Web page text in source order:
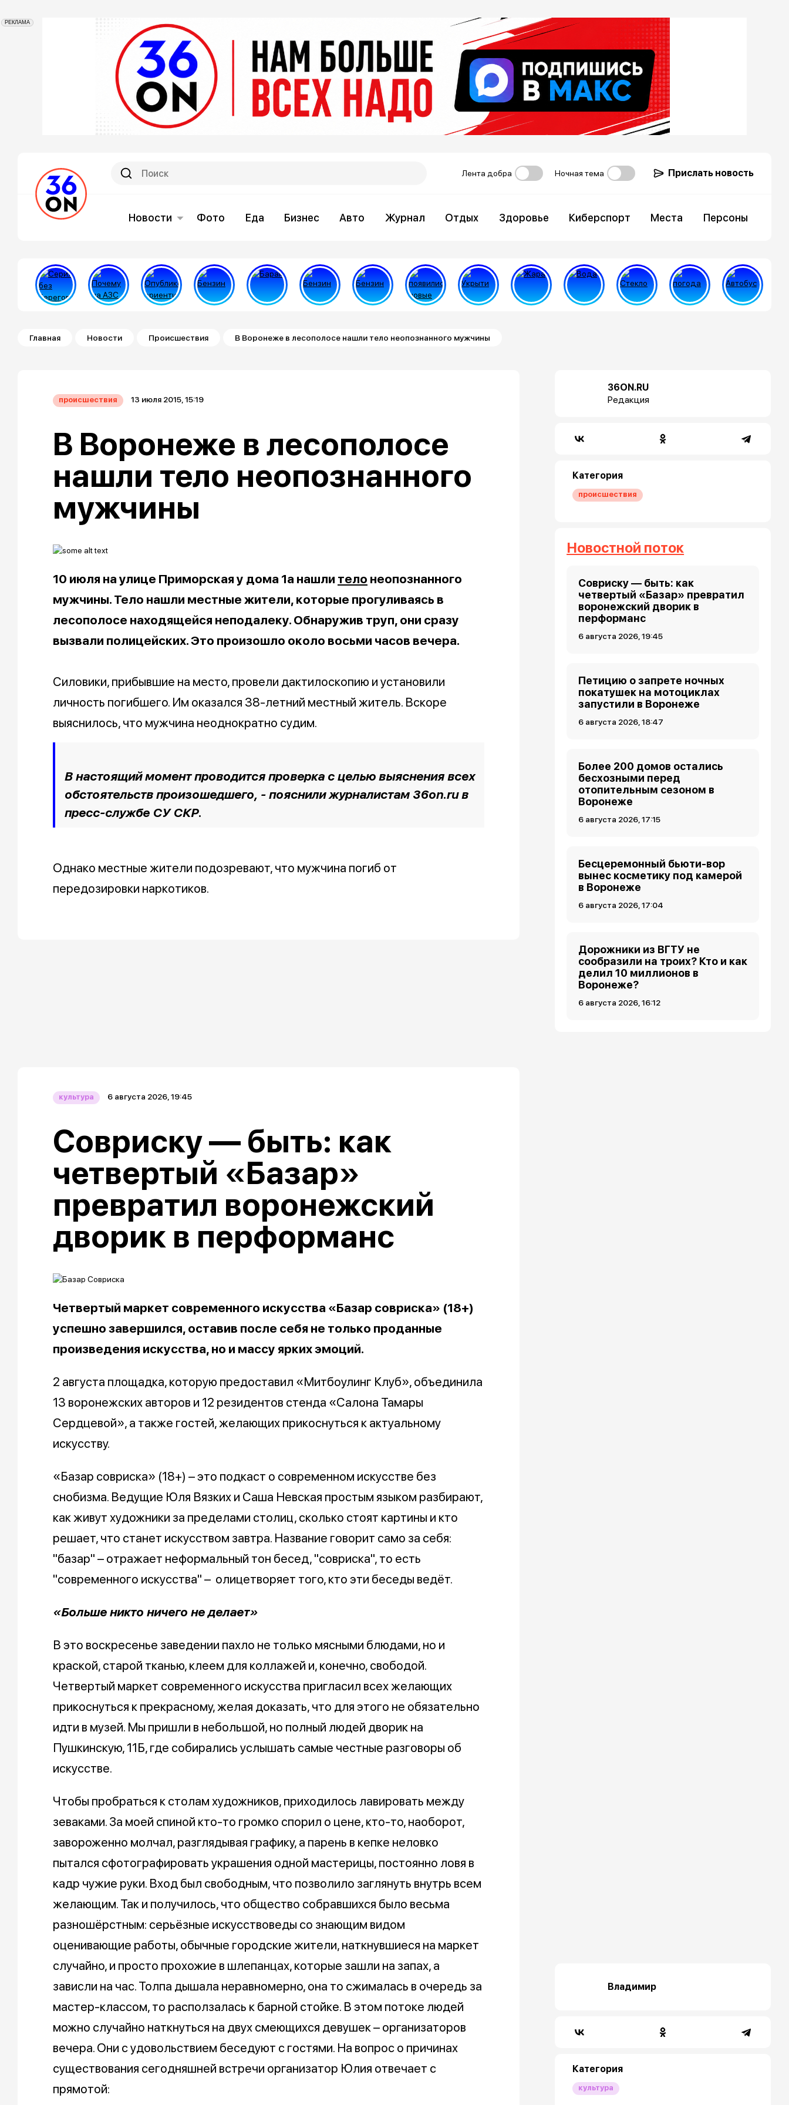
РЕКЛАМА
Лента добра Ночная тема Прислать новость
Новости Фото Еда Бизнес Авто Журнал Отдых Здоровье Киберспорт Места Персоны
Строка навигации
Главная Новости Происшествия В Воронеже в лесополосе нашли тело неопознанного мужчины
происшествия 13 июля 2015, 15:19
В Воронеже в лесополосе
нашли тело неопознанного
мужчины
10 июля на улице Приморская у дома 1а нашли тело неопознанного
мужчины. Тело нашли местные жители, которые прогуливаясь в
лесополосе находящейся неподалеку. Обнаружив труп, они сразу
вызвали полицейских. Это произошло около восьми часов вечера.
Силовики, прибывшие на место, провели дактилоскопию и установили
личность погибшего. Им оказался 38-летний местный житель. Вскоре
выяснилось, что мужчина неоднократно судим.
В настоящий момент проводится проверка с целью выяснения всех
обстоятельств произошедшего, - пояснили журналистам 36on.ru в
пресс-службе СУ СКР.
Однако местные жители подозревают, что мужчина погиб от
передозировки наркотиков.
36ON.RU
Редакция
Категория
происшествия
Новостной поток
Совриску — быть: как
четвертый «Базар» превратил
воронежский дворик в
перформанс
6 августа 2026, 19:45
Петицию о запрете ночных
покатушек на мотоциклах
запустили в Воронеже
6 августа 2026, 18:47
Более 200 домов остались
бесхозными перед
отопительным сезоном в
Воронеже
6 августа 2026, 17:15
Бесцеремонный бьюти-вор
вынес косметику под камерой
в Воронеже
6 августа 2026, 17:04
Дорожники из ВГТУ не
сообразили на троих? Кто и как
делил 10 миллионов в
Воронеже?
6 августа 2026, 16:12
культура 6 августа 2026, 19:45
Совриску — быть: как
четвертый «Базар»
превратил воронежский
дворик в перформанс
Четвертый маркет современного искусства «Базар совриска» (18+)
успешно завершился, оставив после себя не только проданные
произведения искусства, но и массу ярких эмоций.
2 августа площадка, которую предоставил «Митбоулинг Клуб», объединила
13 воронежских авторов и 12 резидентов стенда «Салона Тамары
Сердцевой», а также гостей, желающих прикоснуться к актуальному
искусству.
«Базар совриска» (18+) – это подкаст о современном искусстве без
снобизма. Ведущие Юля Вязких и Саша Невская простым языком разбирают,
как живут художники за пределами столиц, сколько стоят картины и кто
решает, что станет искусством завтра. Название говорит само за себя:
"базар" – отражает неформальный тон бесед, "совриска", то есть
"современного искусства" – олицетворяет того, кто эти беседы ведёт.
«Больше никто ничего не делает»
В это воскресенье заведении пахло не только мясными блюдами, но и
краской, старой тканью, клеем для коллажей и, конечно, свободой.
Четвертый маркет современного искусства пригласил всех желающих
прикоснуться к прекрасному, желая доказать, что для этого не обязательно
идти в музей. Мы пришли в небольшой, но полный людей дворик на
Пушкинскую, 11Б, где собирались услышать самые честные разговоры об
искусстве.
Чтобы пробраться к столам художников, приходилось лавировать между
зеваками. За моей спиной кто-то громко спорил о цене, кто-то, наоборот,
завороженно молчал, разглядывая графику, а парень в кепке неловко
пытался сфотографировать украшения одной мастерицы, постоянно ловя в
кадр чужие руки. Вход был свободным, что позволило заглянуть внутрь всем
желающим. Так и получилось, что общество собравшихся было весьма
разношёрстным: серьёзные искусствоведы со знающим видом
оценивающие работы, обычные городские жители, наткнувшиеся на маркет
случайно, и просто прохожие в шлепанцах, которые зашли на запах, а
зависли на час. Толпа дышала неравномерно, она то сжималась в очередь за
мастер-классом, то расползалась к барной стойке. В этом потоке людей
можно случайно наткнуться на двух смеющихся девушек – организаторов
вечера. Они с удовольствием беседуют с гостями. На вопрос о причинах
существования сегодняшней встречи организатор Юлия отвечает с
прямотой:
Владимир
Категория
культура